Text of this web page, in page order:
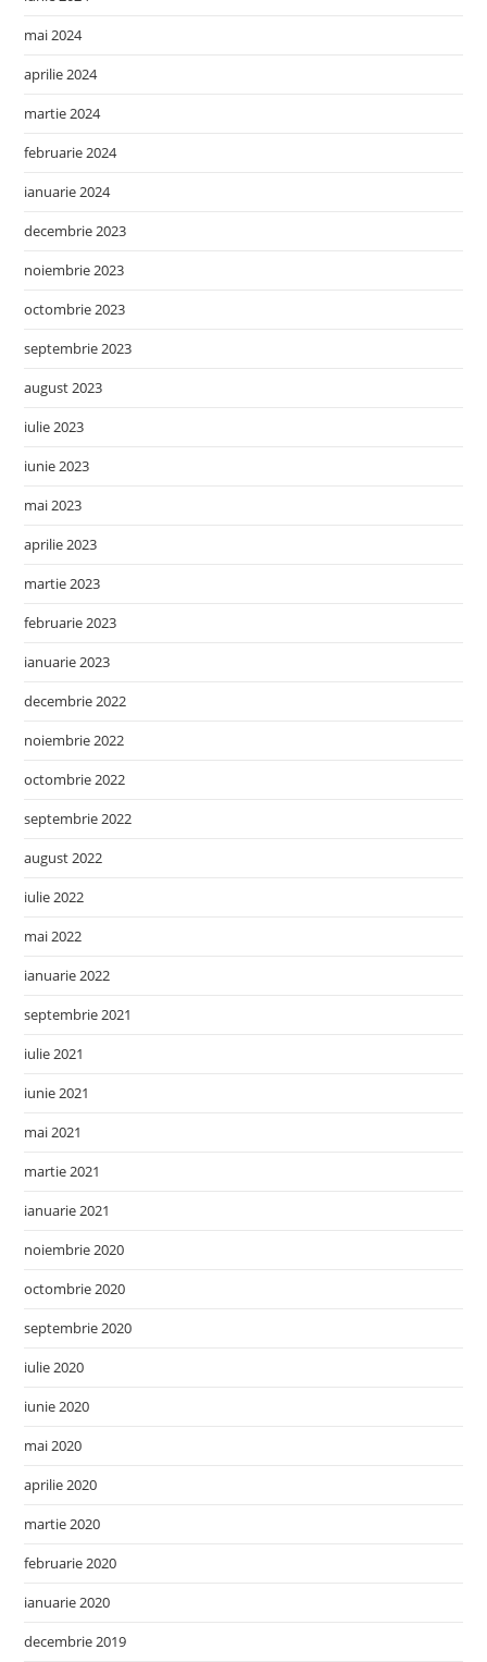
mai 2024
aprilie 2024
martie 2024
februarie 2024
ianuarie 2024
decembrie 2023
noiembrie 2023
octombrie 2023
septembrie 2023
august 2023
iulie 2023
iunie 2023
mai 2023
aprilie 2023
martie 2023
februarie 2023
ianuarie 2023
decembrie 2022
noiembrie 2022
octombrie 2022
septembrie 2022
august 2022
iulie 2022
mai 2022
ianuarie 2022
septembrie 2021
iulie 2021
iunie 2021
mai 2021
martie 2021
ianuarie 2021
noiembrie 2020
octombrie 2020
septembrie 2020
iulie 2020
iunie 2020
mai 2020
aprilie 2020
martie 2020
februarie 2020
ianuarie 2020
decembrie 2019